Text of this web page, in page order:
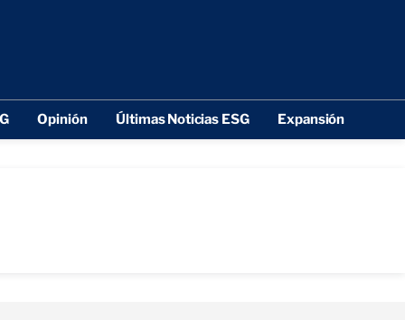
Opinión Últimas Noticias ESG Expansión